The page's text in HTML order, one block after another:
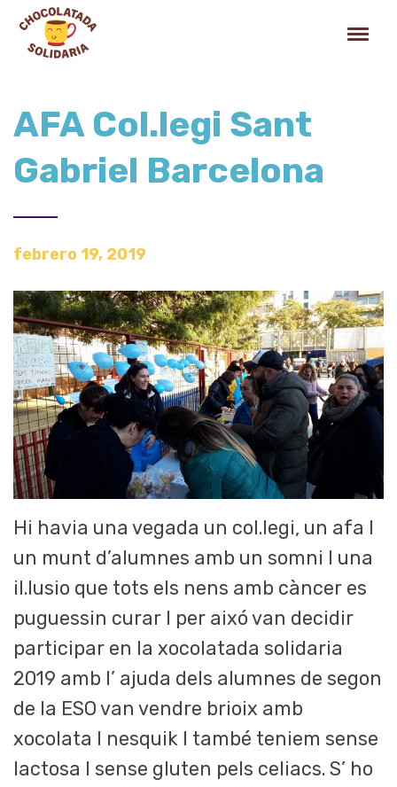
AFA Col.legi Sant
Gabriel Barcelona
febrero 19, 2019
Hi havia una vegada un col.legi, un afa I
un munt d’alumnes amb un somni I una
il.lusio que tots els nens amb càncer es
puguessin curar I per aixó van decidir
participar en la xocolatada solidaria
2019 amb l’ ajuda dels alumnes de segon
de la ESO van vendre brioix amb
xocolata I nesquik I també teniem sense
lactosa I sense gluten pels celiacs. S’ ho